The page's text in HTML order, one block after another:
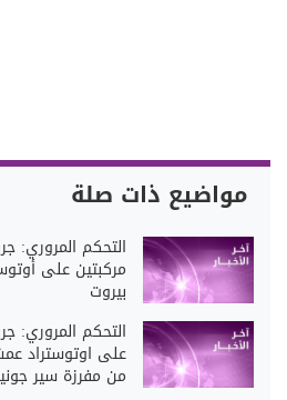
مواضيع ذات صلة
التحكم المروري:
مركبتين على
بيروت
التحكم المروري:
على اوتوستراد
من مفرزة سير